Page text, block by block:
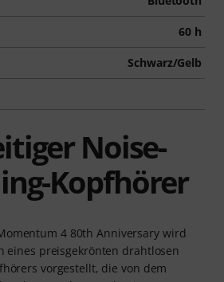
60 h
Schwarz/Gelb
Noise-
Kopfhörer
4 80th Anniversary wird
eines preisgekrönten drahtlosen
vorgestellt, die von dem